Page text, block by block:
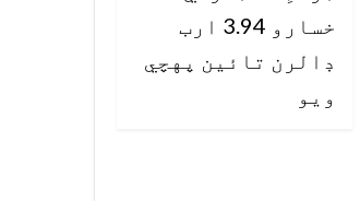
خسارو 3.94 ارب
ڊالرن تائين پهچي
ويو